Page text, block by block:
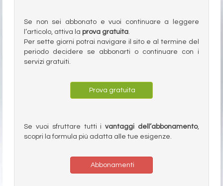
Se non sei abbonato e vuoi continuare a leggere
l’articolo, attiva la prova gratuita.
Per sette giorni potrai navigare il sito e al termine del
periodo decidere se abbonarti o continuare con i
servizi gratuiti.
Prova gratuita
Se vuoi sfruttare tutti ivantaggi dell’abbonamento,
scopri la formula più adatta alle tue esigenze.
Abbonamenti